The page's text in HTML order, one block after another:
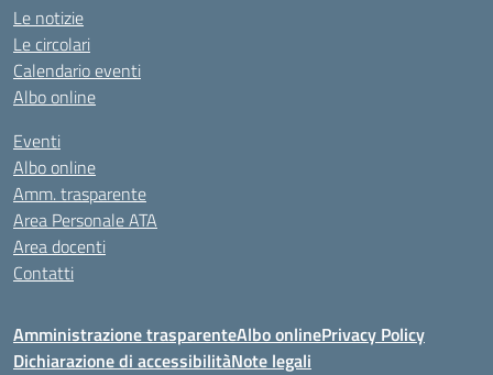
Le notizie
Le circolari
Calendario eventi
Albo online
Eventi
Albo online
Amm. trasparente
Area Personale ATA
Area docenti
Contatti
Amministrazione trasparenteAlbo onlinePrivacy Policy
Dichiarazione di accessibilitàNote legali